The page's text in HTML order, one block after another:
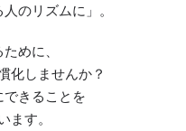
のリズムに」。
めに、
化しませんか？
きることを
ます。